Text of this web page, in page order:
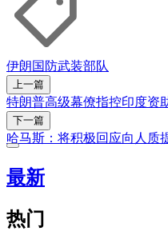
伊朗国防武装部队
上一篇
特朗普高级幕僚指控印度资
下一篇
哈马斯：将积极回应向人质
最新
热门